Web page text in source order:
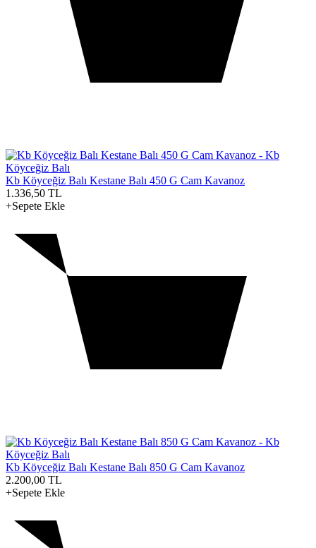
Kb Köyceğiz Balı Kestane Balı 450 G Cam Kavanoz
1.336,50 TL
+Sepete Ekle
Kb Köyceğiz Balı Kestane Balı 850 G Cam Kavanoz
2.200,00 TL
+Sepete Ekle